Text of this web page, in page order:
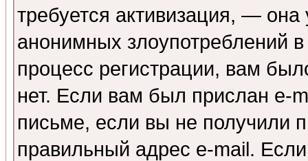
требуется активизация, —
анонимных злоупотреблений
процесс регистрации, вам
нет. Если вам был прислан e-
письме, если вы не получили
правильный адрес e-mail.